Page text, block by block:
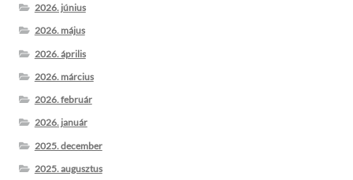
2026. június
2026. május
2026. április
2026. március
2026. február
2026. január
2025. december
2025. augusztus